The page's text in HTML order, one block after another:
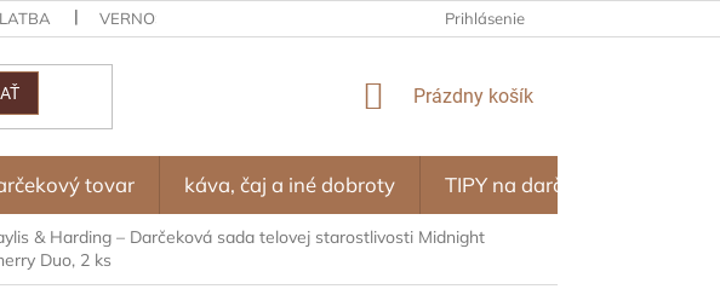
VERNOSTNÝ PROGRAM – ZĽAVY ZA NÁKUPY OBCHODNÉ PODMIENKY
Prihlásenie
NÁKUPNÝ
Prázdny košík
tovar káva, čaj a iné dobroty TIPY na darčeky
& Harding – Darčeková sada telovej starostlivosti Midnight
Duo, 2 ks